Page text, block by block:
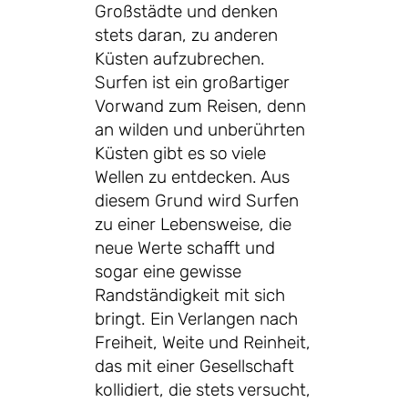
Großstädte und denken
stets daran, zu anderen
Küsten aufzubrechen.
Surfen ist ein großartiger
Vorwand zum Reisen, denn
an wilden und unberührten
Küsten gibt es so viele
Wellen zu entdecken. Aus
diesem Grund wird Surfen
zu einer Lebensweise, die
neue Werte schafft und
sogar eine gewisse
Randständigkeit mit sich
bringt. Ein Verlangen nach
Freiheit, Weite und Reinheit,
das mit einer Gesellschaft
kollidiert, die stets versucht,